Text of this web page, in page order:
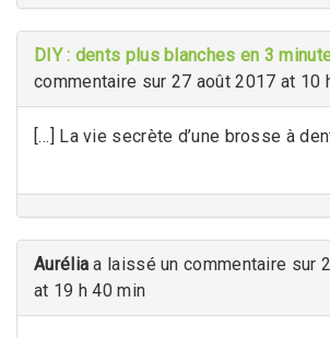
DIY : dents plus blanches en 3
commentaire sur 27 août 2017 at 10
[…] La vie secrète d’une brosse à
Aurélia a laissé un commentaire sur
at 19 h 40 min